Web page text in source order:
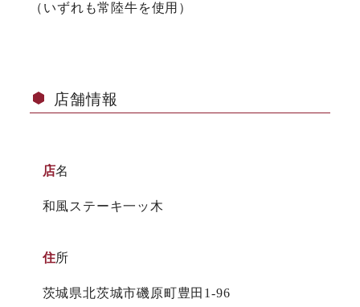
（いずれも常陸牛を使用）
店舗情報
店名
和風ステーキ一ッ木
住所
茨城県北茨城市磯原町豊田1-96